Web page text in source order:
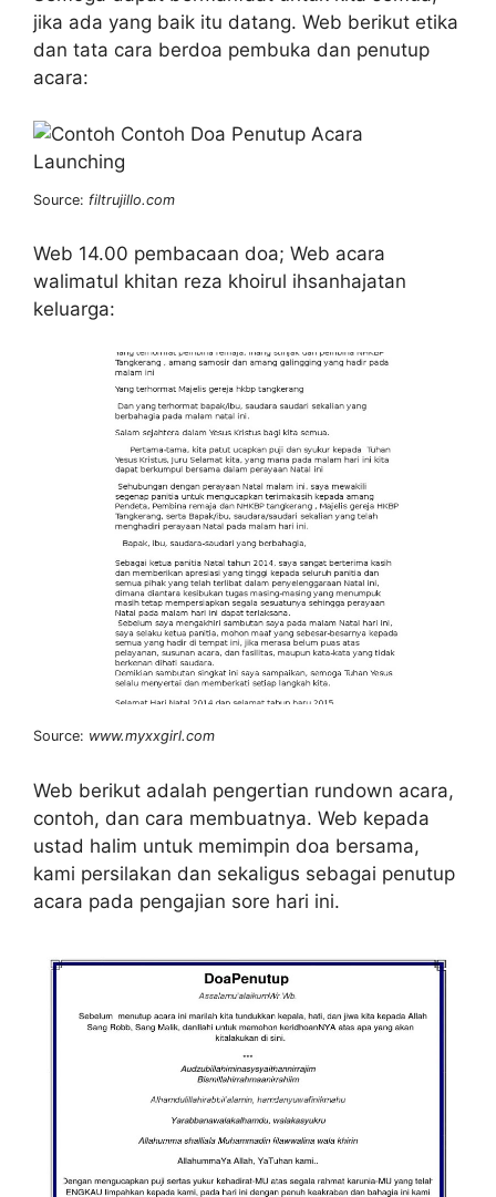
jika ada yang baik itu datang. Web berikut etika
dan tata cara berdoa pembuka dan penutup
acara:
Source: filtrujillo.com
Web 14.00 pembacaan doa; Web acara
walimatul khitan reza khoirul ihsanhajatan
keluarga:
Source: www.myxxgirl.com
Web berikut adalah pengertian rundown acara,
contoh, dan cara membuatnya. Web kepada
ustad halim untuk memimpin doa bersama,
kami persilakan dan sekaligus sebagai penutup
acara pada pengajian sore hari ini.